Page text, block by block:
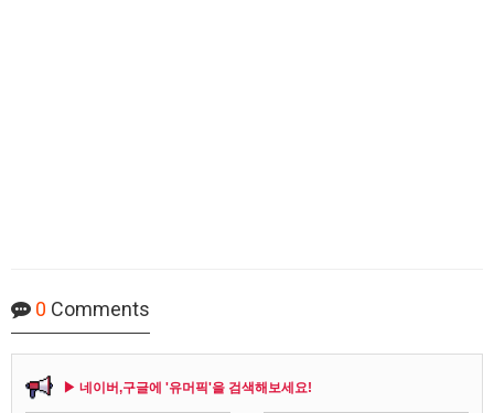
0 Comments
▶ 네이버,구글에 '유머픽'을 검색해보세요!